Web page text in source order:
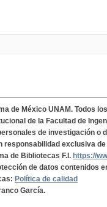
de México UNAM. Todos
de la Facultad de
de investigación o
responsabilidad exclusiva
de Bibliotecas F.I. https://
de datos contenidos
Política de calidad
García.